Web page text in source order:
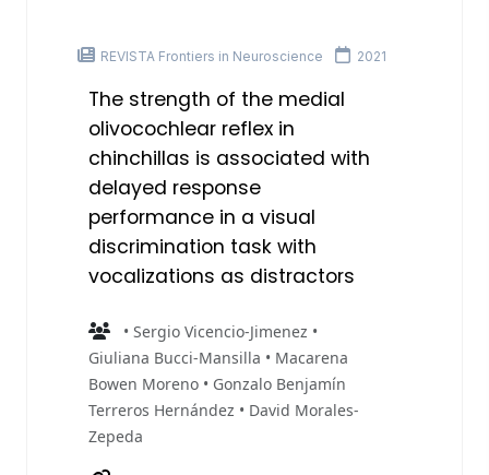
REVISTA Frontiers in Neuroscience 2021
The strength of the medial
olivocochlear reflex in
chinchillas is associated with
delayed response
performance in a visual
discrimination task with
vocalizations as distractors
• Sergio Vicencio-Jimenez •
Giuliana Bucci-Mansilla • Macarena
Bowen Moreno • Gonzalo Benjamín
Terreros Hernández • David Morales-
Zepeda